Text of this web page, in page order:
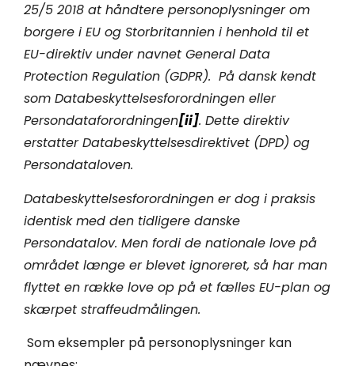
25/5 2018 at håndtere personoplysninger om
borgere i EU og Storbritannien i henhold til et
EU-direktiv under navnet General Data
Protection Regulation (GDPR). På dansk kendt
som Databeskyttelsesforordningen eller
Persondataforordningen[ii]. Dette direktiv
erstatter Databeskyttelsesdirektivet (DPD) og
Persondataloven.
Databeskyttelsesforordningen er dog i praksis
identisk med den tidligere danske
Persondatalov. Men fordi de nationale love på
området længe er blevet ignoreret, så har man
flyttet en række love op på et fælles EU-plan og
skærpet straffeudmålingen.
Som eksempler på personoplysninger kan